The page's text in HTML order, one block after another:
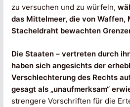
zu versuchen und zu würfeln,
das Mittelmeer, die von Waffen,
Stacheldraht bewachten
Die Staaten – vertreten durch
haben sich angesichts der
Verschlechterung des Rechts
gesagt als „unaufmerksam“
strengere Vorschriften für die